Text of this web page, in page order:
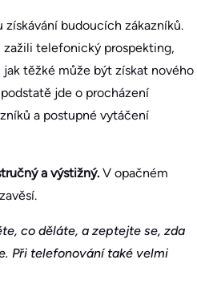
budoucích zákazníků.
zažili telefonický prospekting,
těžké může být získat nového
jde o procházení
a postupné vytáčení
a výstižný. V opačném
co děláte, a zeptejte se, zda
Při telefonování také velmi